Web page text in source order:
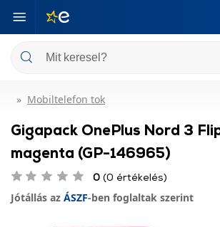
Mobiltelefon tok
Gigapack OnePlus Nord 3
magenta (GP-146965)
0 (0 értékelés)
Jótállás az ÁSZF-ben foglaltak szerint